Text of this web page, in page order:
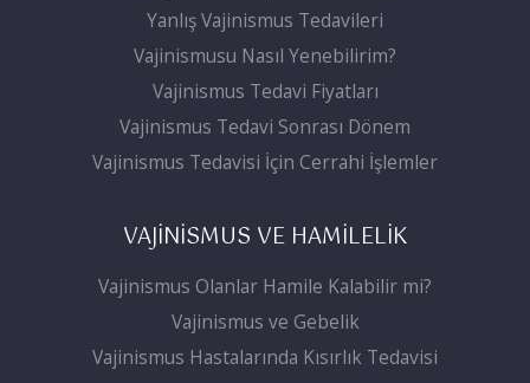
Yanlış Vajinismus Tedavileri
Vajinismusu Nasıl Yenebilirim?
Vajinismus Tedavi Fiyatları
Vajinismus Tedavi Sonrası Dönem
Vajinismus Tedavisi İçin Cerrahi İşlemler
VAJİNİSMUS VE HAMİLELİK
Vajinismus Olanlar Hamile Kalabilir mi?
Vajinismus ve Gebelik
Vajinismus Hastalarında Kısırlık Tedavisi